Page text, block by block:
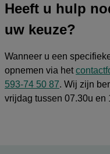
Heeft u hulp
uw keuze?
Wanneer u een
opnemen via het
593-74 50 87. Wij zijn
vrijdag tussen 07.30u en